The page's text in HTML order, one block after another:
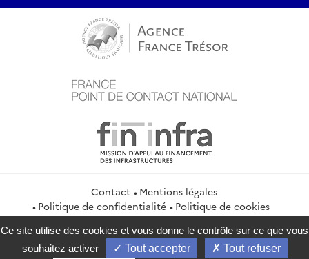
Contact
Mentions légales
Politique de confidentialité
Politique de cookies
Gestion des cookies
Flux RSS
service-public.gouv.fr
legifrance.gouv.fr
info.gouv.fr
Ce site utilise des cookies et vous donne le contrôle sur ce que vous
souhaitez activer
Tout accepter Tout refuser